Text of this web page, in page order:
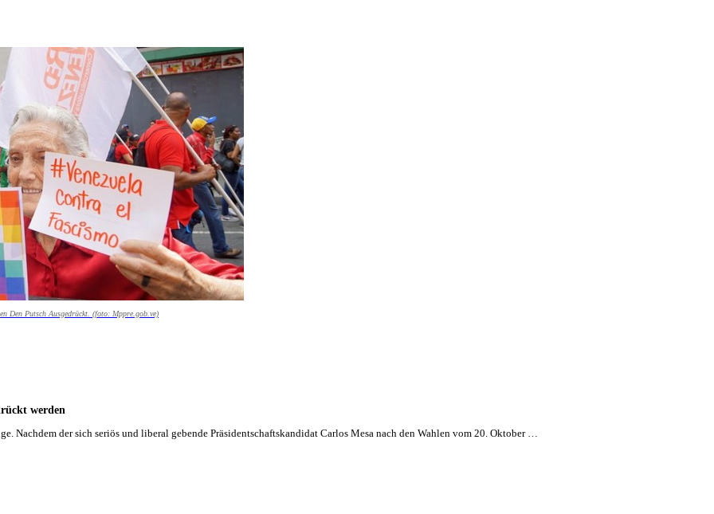
Den Putsch Ausgedrückt. (foto: Mppre.gob.ve)
werden
Nachdem der sich seriös und liberal gebende Präsidentschaftskandidat Carlos Mesa nach den Wahlen vom 20. Oktober …